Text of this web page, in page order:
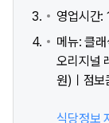
영업시간
메뉴: 클
오리지널
원)ㅣ점
식당정보